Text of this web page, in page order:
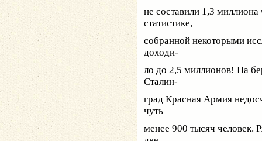
не составили 1,3
статистике,
собранной некоторыми
доходи-
ло до 2,5 миллионов! На
Сталин-
град Красная Армия
чуть
менее 900 тысяч человек.